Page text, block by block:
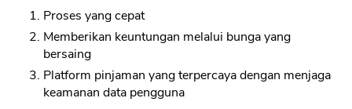
Proses yang cepat
Memberikan keuntungan melalui bunga yang
bersaing
Platform pinjaman yang terpercaya dengan menjaga
keamanan data pengguna